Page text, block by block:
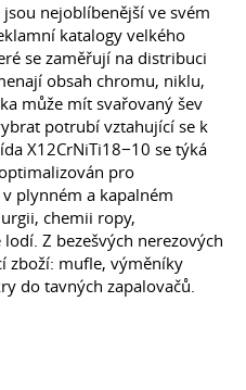
nejoblíbenější ve svém
katalogy velkého
se zaměřují na distribuci
obsah chromu, niklu,
může mít svařovaný šev
potrubí vztahující se k
X12CrNiTi18−10 se týká
pro
plynném a kapalném
chemii ropy,
Z bezešvých nerezových
zboží: mufle, výměníky
do tavných zapalovačů.